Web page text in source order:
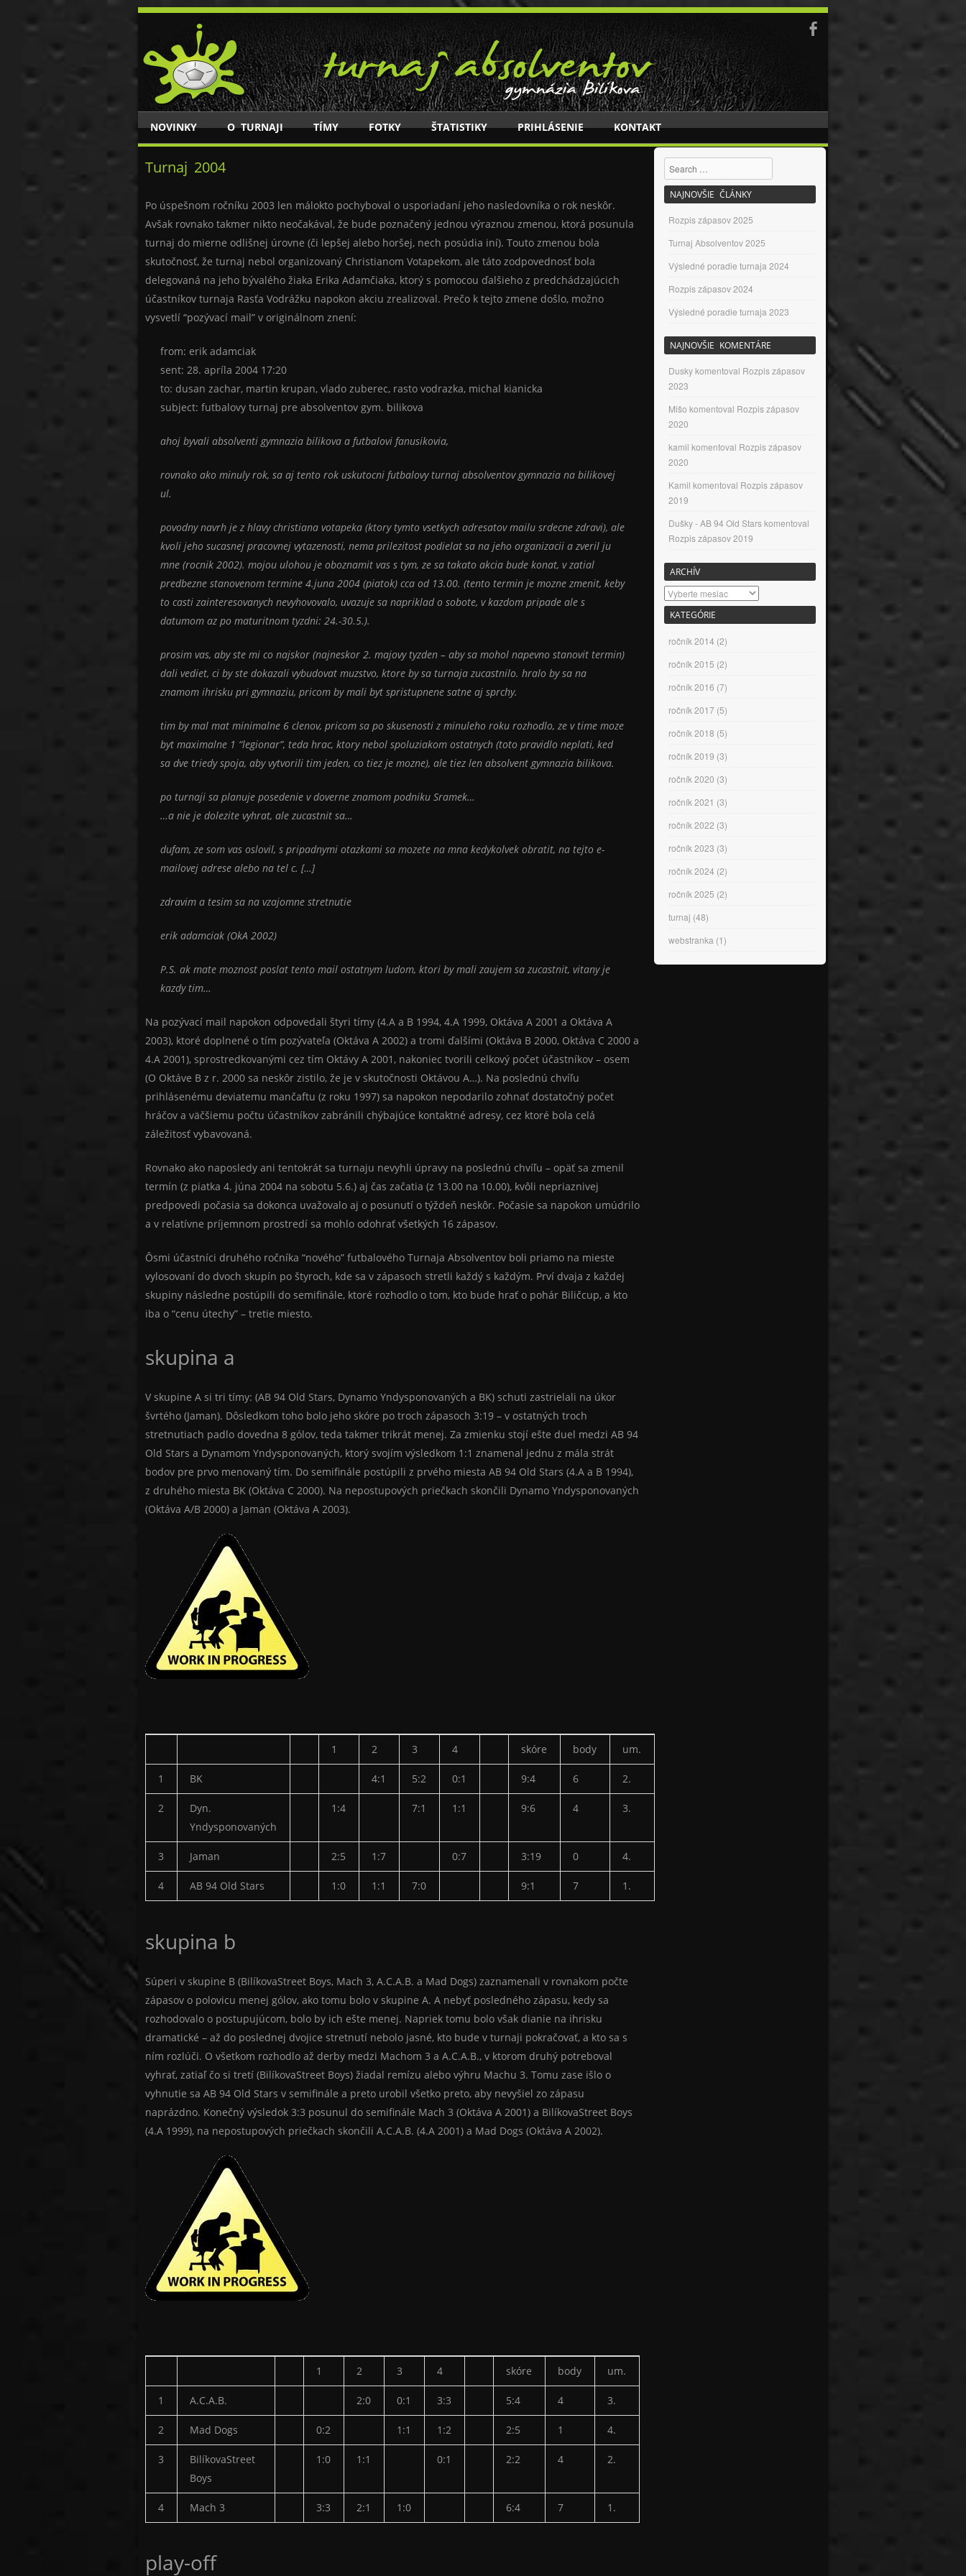
Menu
SKIP TO CONTENT
NOVINKY O TURNAJI TÍMY FOTKY ŠTATISTIKY PRIHLÁSENIE KONTAKT
Turnaj 2004
Po úspešnom ročníku 2003 len málokto pochyboval o usporiadaní jeho nasledovníka o rok neskôr.
Avšak rovnako takmer nikto neočakával, že bude poznačený jednou výraznou zmenou, ktorá posunula
turnaj do mierne odlišnej úrovne (či lepšej alebo horšej, nech posúdia iní). Touto zmenou bola
skutočnosť, že turnaj nebol organizovaný Christianom Votapekom, ale táto zodpovednosť bola
delegovaná na jeho bývalého žiaka Erika Adamčiaka, ktorý s pomocou ďalšieho z predchádzajúcich
účastníkov turnaja Rasťa Vodrážku napokon akciu zrealizoval. Prečo k tejto zmene došlo, možno
vysvetlí “pozývací mail” v originálnom znení:
from: erik adamciak
sent: 28. apríla 2004 17:20
to: dusan zachar, martin krupan, vlado zuberec, rasto vodrazka, michal kianicka
subject: futbalovy turnaj pre absolventov gym. bilikova
ahoj byvali absolventi gymnazia bilikova a futbalovi fanusikovia,
rovnako ako minuly rok, sa aj tento rok uskutocni futbalovy turnaj absolventov gymnazia na bilikovej
ul.
povodny navrh je z hlavy christiana votapeka (ktory tymto vsetkych adresatov mailu srdecne zdravi), ale
kvoli jeho sucasnej pracovnej vytazenosti, nema prilezitost podielat sa na jeho organizacii a zveril ju
mne (rocnik 2002). mojou ulohou je oboznamit vas s tym, ze sa takato akcia bude konat, v zatial
predbezne stanovenom termine 4.juna 2004 (piatok) cca od 13.00. (tento termin je mozne zmenit, keby
to casti zainteresovanych nevyhovovalo, uvazuje sa napriklad o sobote, v kazdom pripade ale s
datumom az po maturitnom tyzdni: 24.-30.5.).
prosim vas, aby ste mi co najskor (najneskor 2. majovy tyzden – aby sa mohol napevno stanovit termin)
dali vediet, ci by ste dokazali vybudovat muzstvo, ktore by sa turnaja zucastnilo. hralo by sa na
znamom ihrisku pri gymnaziu, pricom by mali byt spristupnene satne aj sprchy.
tim by mal mat minimalne 6 clenov, pricom sa po skusenosti z minuleho roku rozhodlo, ze v time moze
byt maximalne 1 “legionar”, teda hrac, ktory nebol spoluziakom ostatnych (toto pravidlo neplati, ked
sa dve triedy spoja, aby vytvorili tim jeden, co tiez je mozne), ale tiez len absolvent gymnazia bilikova.
po turnaji sa planuje posedenie v doverne znamom podniku Sramek…
…a nie je dolezite vyhrat, ale zucastnit sa…
dufam, ze som vas oslovil, s pripadnymi otazkami sa mozete na mna kedykolvek obratit, na tejto e-
mailovej adrese alebo na tel c. […]
zdravim a tesim sa na vzajomne stretnutie
erik adamciak (OkA 2002)
P.S. ak mate moznost poslat tento mail ostatnym ludom, ktori by mali zaujem sa zucastnit, vitany je
kazdy tim…
Na pozývací mail napokon odpovedali štyri tímy (4.A a B 1994, 4.A 1999, Oktáva A 2001 a Oktáva A
2003), ktoré doplnené o tím pozývateľa (Oktáva A 2002) a tromi ďalšími (Oktáva B 2000, Oktáva C 2000 a
4.A 2001), sprostredkovanými cez tím Oktávy A 2001, nakoniec tvorili celkový počet účastníkov – osem
(O Oktáve B z r. 2000 sa neskôr zistilo, že je v skutočnosti Oktávou A…). Na poslednú chvíľu
prihlásenému deviatemu mančaftu (z roku 1997) sa napokon nepodarilo zohnať dostatočný počet
hráčov a väčšiemu počtu účastníkov zabránili chýbajúce kontaktné adresy, cez ktoré bola celá
záležitosť vybavovaná.
Rovnako ako naposledy ani tentokrát sa turnaju nevyhli úpravy na poslednú chvíľu – opäť sa zmenil
termín (z piatka 4. júna 2004 na sobotu 5.6.) aj čas začatia (z 13.00 na 10.00), kvôli nepriaznivej
predpovedi počasia sa dokonca uvažovalo aj o posunutí o týždeň neskôr. Počasie sa napokon umúdrilo
a v relatívne príjemnom prostredí sa mohlo odohrať všetkých 16 zápasov.
Ôsmi účastníci druhého ročníka “nového” futbalového Turnaja Absolventov boli priamo na mieste
vylosovaní do dvoch skupín po štyroch, kde sa v zápasoch stretli každý s každým. Prví dvaja z každej
skupiny následne postúpili do semifinále, ktoré rozhodlo o tom, kto bude hrať o pohár Biličcup, a kto
iba o “cenu útechy” – tretie miesto.
skupina a
V skupine A si tri tímy: (AB 94 Old Stars, Dynamo Yndysponovaných a BK) schuti zastrielali na úkor
švrtého (Jaman). Dôsledkom toho bolo jeho skóre po troch zápasoch 3:19 – v ostatných troch
stretnutiach padlo dovedna 8 gólov, teda takmer trikrát menej. Za zmienku stojí ešte duel medzi AB 94
Old Stars a Dynamom Yndysponovaných, ktorý svojím výsledkom 1:1 znamenal jednu z mála strát
bodov pre prvo menovaný tím. Do semifinále postúpili z prvého miesta AB 94 Old Stars (4.A a B 1994),
z druhého miesta BK (Oktáva C 2000). Na nepostupových priečkach skončili Dynamo Yndysponovaných
(Oktáva A/B 2000) a Jaman (Oktáva A 2003).
1 2 3 4 skóre body um.
1 BK 4:1 5:2 0:1 9:4 6 2.
2
Dyn.
Yndysponovaných
1:4 7:1 1:1 9:6 4 3.
3 Jaman 2:5 1:7 0:7 3:19 0 4.
4 AB 94 Old Stars 1:0 1:1 7:0 9:1 7 1.
skupina b
Súperi v skupine B (BilíkovaStreet Boys, Mach 3, A.C.A.B. a Mad Dogs) zaznamenali v rovnakom počte
zápasov o polovicu menej gólov, ako tomu bolo v skupine A. A nebyť posledného zápasu, kedy sa
rozhodovalo o postupujúcom, bolo by ich ešte menej. Napriek tomu bolo však dianie na ihrisku
dramatické – až do poslednej dvojice stretnutí nebolo jasné, kto bude v turnaji pokračovať, a kto sa s
ním rozlúči. O všetkom rozhodlo až derby medzi Machom 3 a A.C.A.B., v ktorom druhý potreboval
vyhrať, zatiaľ čo si tretí (BilíkovaStreet Boys) žiadal remízu alebo výhru Machu 3. Tomu zase išlo o
vyhnutie sa AB 94 Old Stars v semifinále a preto urobil všetko preto, aby nevyšiel zo zápasu
naprázdno. Konečný výsledok 3:3 posunul do semifinále Mach 3 (Oktáva A 2001) a BilíkovaStreet Boys
(4.A 1999), na nepostupových priečkach skončili A.C.A.B. (4.A 2001) a Mad Dogs (Oktáva A 2002).
1 2 3 4 skóre body um.
1 A.C.A.B. 2:0 0:1 3:3 5:4 4 3.
2 Mad Dogs 0:2 1:1 1:2 2:5 1 4.
3
BilíkovaStreet
Boys
1:0 1:1 0:1 2:2 4 2.
4 Mach 3 3:3 2:1 1:0 6:4 7 1.
play-off
Search
NAJNOVŠIE ČLÁNKY
Rozpis zápasov 2025
Turnaj Absolventov 2025
Výsledné poradie turnaja 2024
Rozpis zápasov 2024
Výsledné poradie turnaja 2023
NAJNOVŠIE KOMENTÁRE
Duskykomentoval Rozpis zápasov
2023
Mišo komentoval Rozpis zápasov
2020
kamil komentoval Rozpis zápasov
2020
Kamil komentoval Rozpis zápasov
2019
Dušky - AB 94 Old Starskomentoval
Rozpis zápasov 2019
ARCHÍV
Archív
KATEGÓRIE
ročník 2014 (2)
ročník 2015 (2)
ročník 2016 (7)
ročník 2017 (5)
ročník 2018 (5)
ročník 2019 (3)
ročník 2020 (3)
ročník 2021 (3)
ročník 2022 (3)
ročník 2023 (3)
ročník 2024 (2)
ročník 2025 (2)
turnaj (48)
webstranka (1)